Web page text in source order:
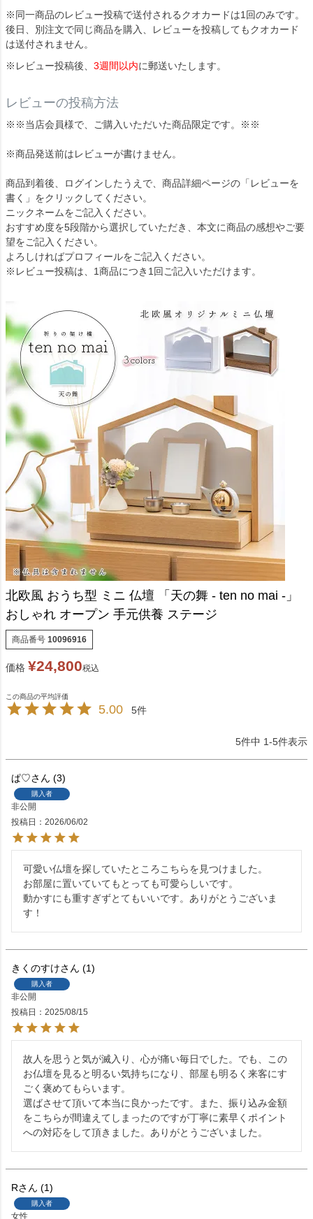
※同一商品のレビュー投稿で送付されるクオカードは1回のみです。
後日、別注文で同じ商品を購入、レビューを投稿してもクオカード
は送付されません。
※レビュー投稿後、 3週間以内に郵送いたします。
レビューの投稿方法
※※当店会員様で、ご購入いただいた商品限定です。※※
※商品発送前はレビューが書けません。
商品到着後、ログインしたうえで、商品詳細ページの「レビューを
書く」をクリックしてください。
ニックネームをご記入ください。
おすすめ度を5段階から選択していただき、本文に商品の感想やご要
望をご記入ください。
よろしければプロフィールをご記入ください。
※レビュー投稿は、1商品につき1回ご記入いただけます。
北欧風 おうち型 ミニ 仏壇 「天の舞 - ten no mai -」
おしゃれ オープン 手元供養 ステージ
商品番号 10096916
価格 ¥24,800税込
5.00 5
5件中 1-5件表示
ぱ♡ 3
購入者
非公開
投稿日
2026/06/02
可愛い仏壇を探していたところこちらを見つけました。
お部屋に置いていてもとっても可愛らしいです。
動かすにも重すぎずとてもいいです。ありがとうございま
す！
きくのすけ 1
購入者
非公開
投稿日
2025/08/15
故人を思うと気が滅入り、心が痛い毎日でした。でも、この
お仏壇を見ると明るい気持ちになり、部屋も明るく来客にす
ごく褒めてもらいます。
選ばさせて頂いて本当に良かったです。また、振り込み金額
をこちらが間違えてしまったのですが丁寧に素早くポイント
への対応をして頂きました。ありがとうございました。
R 1
購入者
女性